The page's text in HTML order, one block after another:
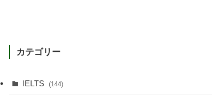
カテゴリー
IELTS (144)